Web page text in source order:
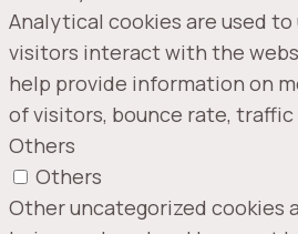
Analytical cookies are used
visitors interact with the
help provide information on
of visitors, bounce rate, traffic
Others
Others
Other uncategorized cookies